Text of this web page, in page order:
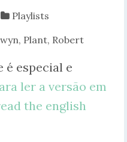
Playlists
, Plant, Robert
é especial e
ler a versão em
the english